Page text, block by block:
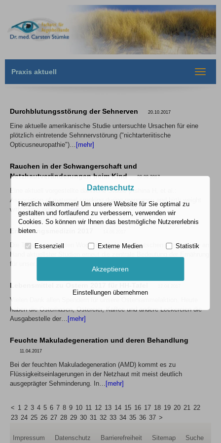
Praxis aktuell
Toggle
Durchblutungsstörung der Sehnerven 20.10.2017
Eine aktuelle amerikanische Studie untersuchte Ursachen für eine
plötzlich eintretende Sehnnervstörung ("nichtarteriitische
Opticusneuropathie")…
[mehr]
Rauchen in der Schwangerschaft und
Netzhautveränderungen beim Kind
20.09.2017
Eine aktuell vorgestellte dänische Studie (Ashina H, et al.:
Association of maternal smoking during pregnancy and birth weight
with retinal nerve…
[mehr]
Ernährungsmedizin 2017
Die Tagung am letzten Wochenende in der Deutschen Klinik zeigte an
Hand aktuellster Studien erneut die zentrale Bedeutung der Ernährung
für unser…
Lebensmittel zu Ostern 2017 für HH-Tafel
Vielen Dank allen Spendern für unsere Ostersammelaktion. Heute
haben die Osterhasen, Ostereier, Kaffee und andere Leckereien die
Ausgabestelle der… [mehr]
Feuchte Makuladegeneration und deren Behandlung
11.04.2017
Bei der feuchten Makuladegeneration (AMD) kommt es zu
Flüssigkeitseinlagerungen in der Netzhaut mit meist deutlich
ausgeprägter Sehminderung. In…
[mehr]
< 1 2 3 4 5 6 7 8 9 10 11 12 13 14 15 16 17 18 19 20 21
22
23 24 25 26 27 28 29 30 31 32 33 34 35 36 37 >
Impressum Datenschutz Barrierefreiheit Sitemap Suche
Datenschutz
Herzlich willkommen! Um unsere Website für Sie optimal zu
gestalten und fortlaufend zu verbessern, verwenden wir
Cookies. So können wir Ihnen das bestmögliche Nutzererlebnis
bieten.
Essenziell Externe Medien Statistik
Akzeptieren
Einstellungen übernehmen